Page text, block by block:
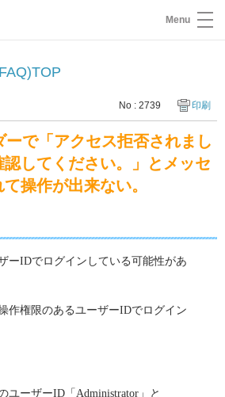
Menu
No : 2739 印刷
ーで「アクセス拒否されまし
してください。」とメッセ
操作が出来ない。
ーIDでログインしている可能性があ
作権限のあるユーザーIDでログイン
ユーザーID「Administrator」と